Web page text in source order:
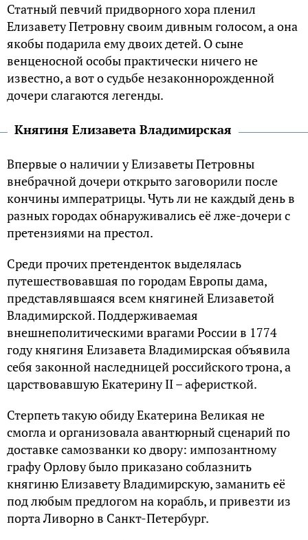
Статный певчий придворного хора пленил
Елизавету Петровну своим дивным голосом, а она
якобы подарила ему двоих детей. О сыне
венценосной особы практически ничего не
известно, а вот о судьбе незаконнорожденной
дочери слагаются легенды.
Княгиня Елизавета Владимирская
Впервые о наличии у Елизаветы Петровны
внебрачной дочери открыто заговорили после
кончины императрицы. Чуть ли не каждый день в
разных городах обнаруживались её лже-дочери с
претензиями на престол.
Среди прочих претенденток выделялась
путешествовавшая по городам Европы дама,
представлявшаяся всем княгиней Елизаветой
Владимирской. Поддерживаемая
внешнеполитическими врагами России в 1774
году княгиня Елизавета Владимирская объявила
себя законной наследницей российского трона, а
царствовавшую Екатерину II – аферисткой.
Стерпеть такую обиду Екатерина Великая не
смогла и организовала авантюрный сценарий по
доставке самозванки ко двору: импозантному
графу Орлову было приказано соблазнить
княгиню Елизавету Владимирскую, заманить её
под любым предлогом на корабль, и привезти из
порта Ливорно в Санкт-Петербург.